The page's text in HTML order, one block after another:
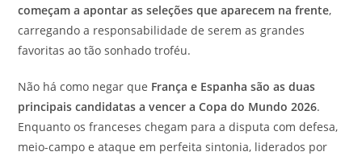
começam a apontar as seleções que aparecem na frente,
carregando a responsabilidade de serem as grandes
favoritas ao tão sonhado troféu.
Não há como negar que França e Espanha são as duas
principais candidatas a vencer a Copa do Mundo 2026.
Enquanto os franceses chegam para a disputa com defesa,
meio-campo e ataque em perfeita sintonia, liderados por